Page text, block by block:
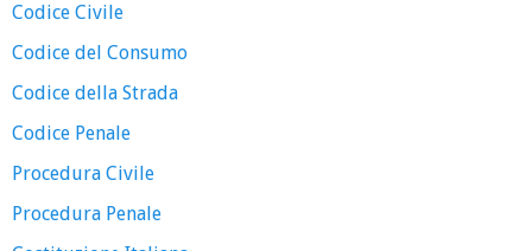
Codice Civile
Codice del Consumo
Codice della Strada
Codice Penale
Procedura Civile
Procedura Penale